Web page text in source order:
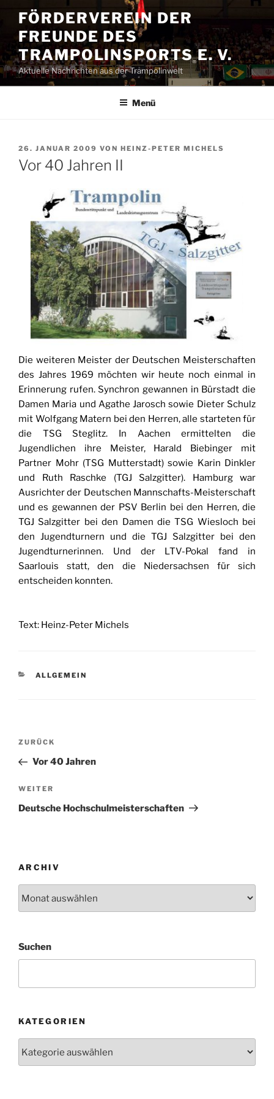
Inhalt
springen
FÖRDERVEREIN DER
FREUNDE DES
TRAMPOLINSPORTS E. V.
Aktuelle Nachrichten aus der Trampolinwelt
Menü
VERÖFFENTLICHT
AM
26. JANUAR 2009 VON HEINZ-PETER MICHELS
Vor 40 Jahren II
Die weiteren Meister der Deutschen Meisterschaften
des Jahres 1969 möchten wir heute noch einmal in
Erinnerung rufen. Synchron gewannen in Bürstadt die
Damen Maria und Agathe Jarosch sowie Dieter Schulz
mit Wolfgang Matern bei den Herren, alle starteten für
die TSG Steglitz. In Aachen ermittelten die
Jugendlichen ihre Meister, Harald Biebinger mit
Partner Mohr (TSG Mutterstadt) sowie Karin Dinkler
und Ruth Raschke (TGJ Salzgitter). Hamburg war
Ausrichter der Deutschen Mannschafts-Meisterschaft
und es gewannen der PSV Berlin bei den Herren, die
TGJ Salzgitter bei den Damen die TSG Wiesloch bei
den Jugendturnern und die TGJ Salzgitter bei den
Jugendturnerinnen. Und der LTV-Pokal fand in
Saarlouis statt, den die Niedersachsen für sich
entscheiden konnten.
Text: Heinz-Peter Michels
KATEGORIEN
ALLGEMEIN
Beitragsnavigation
Vorheriger
Beitrag
ZURÜCK
Vor 40 Jahren
Nächster
Beitrag
WEITER
Deutsche Hochschulmeisterschaften
ARCHIV
Suchen
KATEGORIEN